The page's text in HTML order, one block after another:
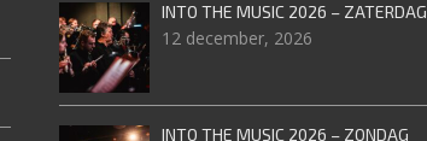
INTO THE MUSIC 2026 – ZATERDAG
12 december, 2026
INTO THE MUSIC 2026 – ZONDAG